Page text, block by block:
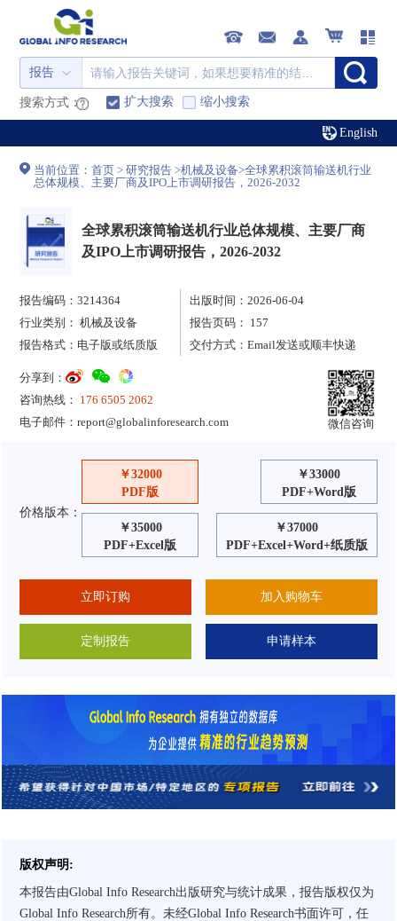
报告
搜索方式： 扩大搜索 缩小搜索
English
当前位置：首页> 研究报告>机械及设备>全球累积滚筒输送机行业
总体规模、主要厂商及IPO上市调研报告，2026-2032
全球累积滚筒输送机行业总体规模、主要厂商
及IPO上市调研报告，2026-2032
报告编码：3214364
出版时间：2026-06-04
行业类别：机械及设备
报告页码： 157
报告格式：电子版或纸质版
交付方式：Email发送或顺丰快递
分享到：
咨询热线： 176 6505 2062
电子邮件：report@globalinforesearch.com 微信咨询
价格版本：
￥32000
PDF版
￥33000
PDF+Word版
￥35000
PDF+Excel版
￥37000
PDF+Excel+Word+纸质版
立即订购 加入购物车
定制报告 申请样本
版权声明:
本报告由Global Info Research出版研究与统计成果，报告版权仅为
Global Info Research所有。未经Global Info Research书面许可，任